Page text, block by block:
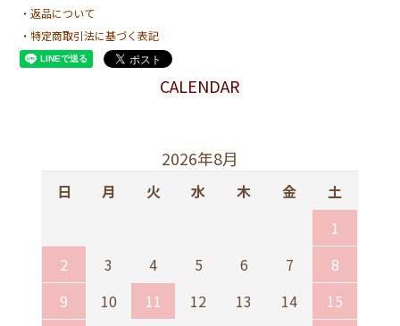
・返品について
・特定商取引法に基づく表記
CALENDAR
2026年8月
日 月 火 水 木 金
土
1
2
3 4 5 6 7
8
9
10 11 12 13 14
15